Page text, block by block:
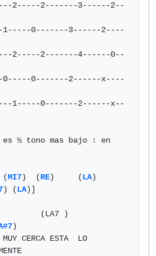
2-----2-------3------2--
1-----0-------3------2----
2-----2-------4------0--
0-----0-------2------x----
1-----0-------2------x--
½ tono mas bajo : en
(MI7)  (RE)     (LA)
) (LA)]
(LA7 )
)
CERCA ESTA  LO